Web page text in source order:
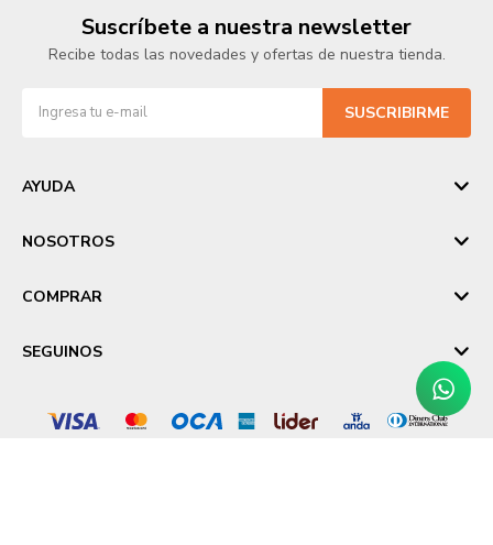
Suscríbete a nuestra newsletter
Recibe todas las novedades y ofertas de nuestra tienda.
SUSCRIBIRME
AYUDA
NOSOTROS
COMPRAR
SEGUINOS